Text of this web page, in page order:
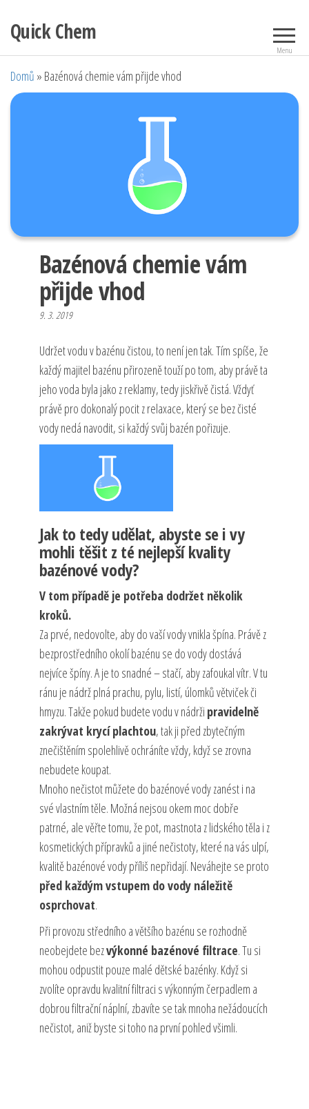
obsah
Quick Chem
Menu
Domů » Bazénová chemie vám přijde vhod
Bazénová chemie vám
přijde vhod
9. 3. 2019
Udržet vodu v bazénu čistou, to není jen tak. Tím spíše, že
každý majitel bazénu přirozeně touží po tom, aby právě ta
jeho voda byla jako z reklamy, tedy jiskřivě čistá. Vždyť
právě pro dokonalý pocit z relaxace, který se bez čisté
vody nedá navodit, si každý svůj bazén pořizuje.
Jak to tedy udělat, abyste se i vy
mohli těšit z té nejlepší kvality
bazénové vody?
V tom případě je potřeba dodržet několik
kroků.
Za prvé, nedovolte, aby do vaší vody vnikla špína. Právě z
bezprostředního okolí bazénu se do vody dostává
nejvíce špíny. A je to snadné – stačí, aby zafoukal vítr. V tu
ránu je nádrž plná prachu, pylu, listí, úlomků větviček či
hmyzu. Takže pokud budete vodu v nádrži pravidelně
zakrývat krycí plachtou, tak ji před zbytečným
znečištěním spolehlivě ochráníte vždy, když se zrovna
nebudete koupat.
Mnoho nečistot můžete do bazénové vody zanést i na
své vlastním těle. Možná nejsou okem moc dobře
patrné, ale věřte tomu, že pot, mastnota z lidského těla i z
kosmetických přípravků a jiné nečistoty, které na vás ulpí,
kvalitě bazénové vody příliš nepřidají. Neváhejte se proto
před každým vstupem do vody náležitě
osprchovat.
Při provozu středního a většího bazénu se rozhodně
neobejdete bezvýkonné bazénové filtrace. Tu si
mohou odpustit pouze malé dětské bazénky. Když si
zvolíte opravdu kvalitní filtraci s výkonným čerpadlem a
dobrou filtrační náplní, zbavíte se tak mnoha nežádoucích
nečistot, aniž byste si toho na první pohled všimli.